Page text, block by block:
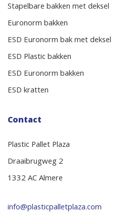
Stapelbare bakken met deksel
Euronorm bakken
ESD Euronorm bak met deksel
ESD Plastic bakken
ESD Euronorm bakken
ESD kratten
Contact
Plastic Pallet Plaza
Draaibrugweg 2
1332 AC Almere
info@plasticpalletplaza.com